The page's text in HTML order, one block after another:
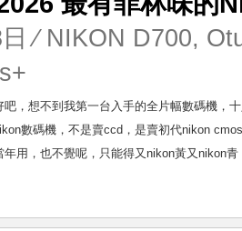
最
菲
林
Nikon
⁄ NIKON D700,
吧，想不到我第一台入手的全片幅數碼機，
數碼機，不是賣ccd，是賣初代nikon
年用，也不覺呢，只能得又nikon黃又nikon